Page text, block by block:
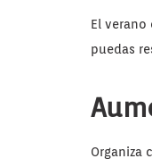
El
puedas
Organiza